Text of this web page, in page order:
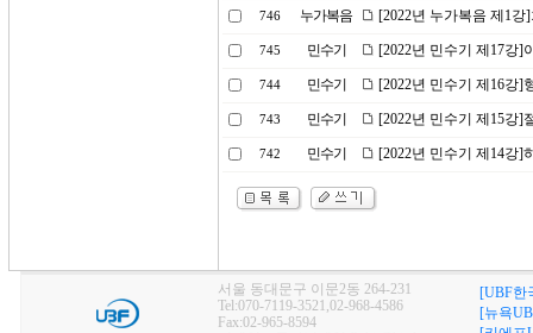
746 누가복음 [2022년 누가복음 제1
745 민수기 [2022년 민수기 제17강]
744 민수기 [2022년 민수기 제16강]
743 민수기 [2022년 민수기 제15강]
742 민수기 [2022년 민수기 제14강]
서울 동대문구 이문2동 264-231
Tel:070-7119-3521,02-968-4586
Fax:02-965-8594
[UBF한
[뉴욕